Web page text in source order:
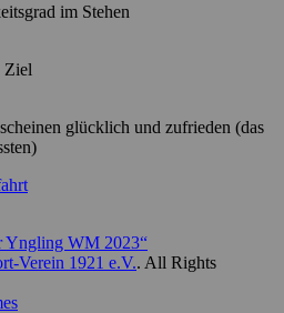
im Stehen
Ziel
glücklich und zufrieden (das
Yngling WM 2023“
Verein 1921 e.V.. All Rights